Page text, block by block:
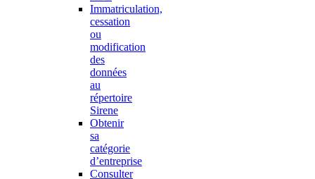
Immatriculation,
cessation
ou
modification
des
données
au
répertoire
Sirene
Obtenir
sa
catégorie
d’entreprise
Consulter